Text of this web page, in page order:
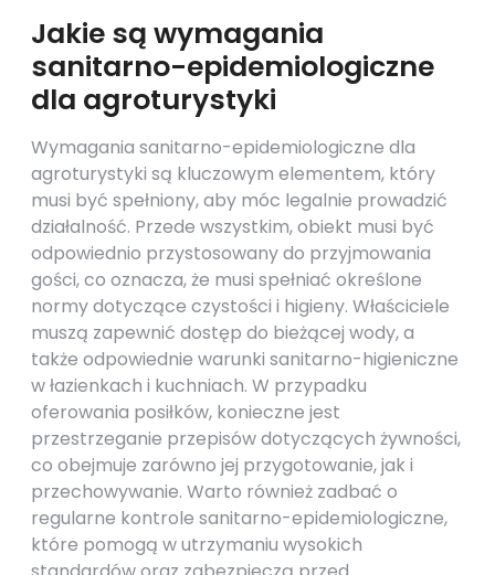
Jakie są wymagania
sanitarno-epidemiologiczne
dla agroturystyki
Wymagania sanitarno-epidemiologiczne dla
agroturystyki są kluczowym elementem, który
musi być spełniony, aby móc legalnie prowadzić
działalność. Przede wszystkim, obiekt musi być
odpowiednio przystosowany do przyjmowania
gości, co oznacza, że musi spełniać określone
normy dotyczące czystości i higieny. Właściciele
muszą zapewnić dostęp do bieżącej wody, a
także odpowiednie warunki sanitarno-higieniczne
w łazienkach i kuchniach. W przypadku
oferowania posiłków, konieczne jest
przestrzeganie przepisów dotyczących żywności,
co obejmuje zarówno jej przygotowanie, jak i
przechowywanie. Warto również zadbać o
regularne kontrole sanitarno-epidemiologiczne,
które pomogą w utrzymaniu wysokich